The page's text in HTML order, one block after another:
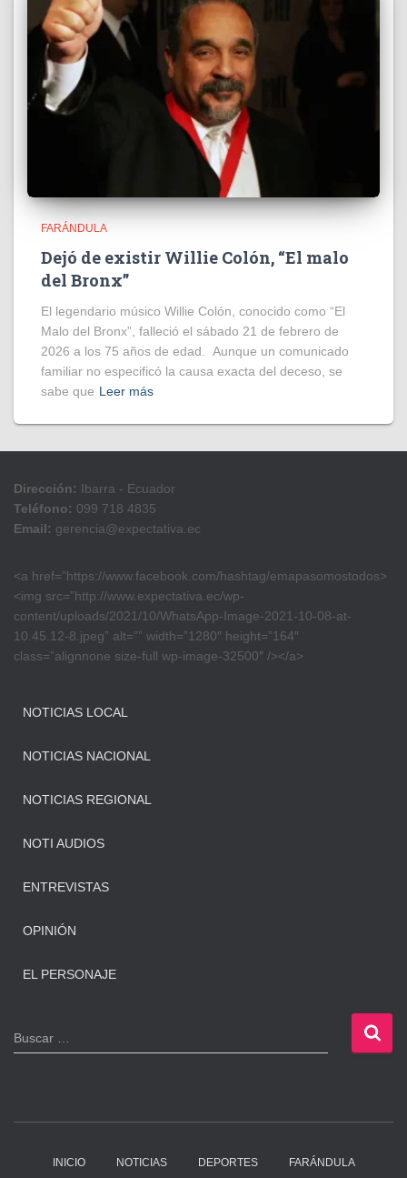
FARÁNDULA
Dejó de existir Willie Colón, “El malo
del Bronx”
El legendario músico Willie Colón, conocido como “El
Malo del Bronx”, falleció el sábado 21 de febrero de
2026 a los 75 años de edad. Aunque un comunicado
familiar no especificó la causa exacta del deceso, se
sabe que Leer más
Dirección: Ibarra - Ecuador
Teléfono: 099 718 4835
Email: gerencia@expectativa.ec
<a href=”https://www.facebook.com/hashtag/emapasomostodos>
<img src=”http://www.expectativa.ec/wp-
content/uploads/2021/10/WhatsApp-Image-2021-10-08-at-
10.45.12-8.jpeg” alt=”” width=”1280″ height=”164″
class=”alignnone size-full wp-image-32500″ /></a>
NOTICIAS LOCAL
NOTICIAS NACIONAL
NOTICIAS REGIONAL
NOTI AUDIOS
ENTREVISTAS
OPINIÓN
EL PERSONAJE
B
u
Buscar …
INICIO NOTICIAS DEPORTES FARÁNDULA